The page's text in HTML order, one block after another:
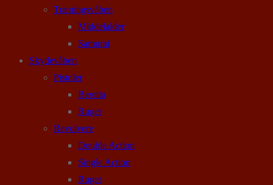
Træningsvåben
Middelalder
Samurai
Skydevåben
Pistoler
Beretta
Ruger
Revolvere
Double Action
Single Action
Ruger